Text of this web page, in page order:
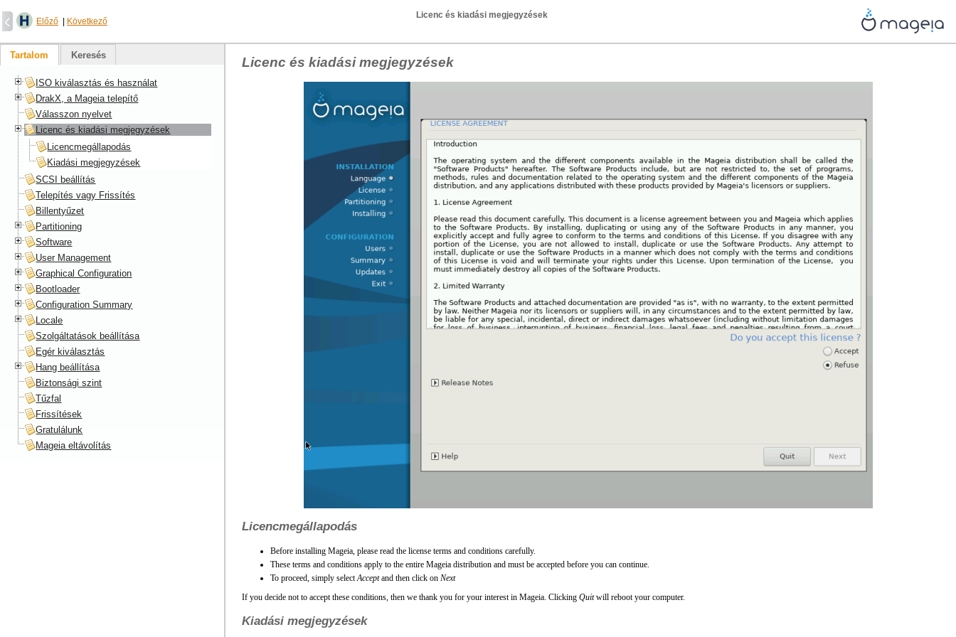
Előző Következő
Licenc és kiadási megjegyzések
Licenc és kiadási megjegyzések
Licencmegállapodás
Before installing Mageia, please read the license terms and conditions carefully.
These terms and conditions apply to the entire Mageia distribution and must be accepted before you can continue.
To proceed, simply select Acceptand then click on Next
If you decide not to accept these conditions, then we thank you for your interest in Mageia. Clicking Quitwill reboot your computer.
Kiadási megjegyzések
Tartalom Keresés
ISO kiválasztás és használat
DrakX, a Mageia telepítő
Válasszon nyelvet
Licenc és kiadási megjegyzések
Licencmegállapodás
Kiadási megjegyzések
SCSI beállítás
Telepítés vagy Frissítés
Billentyűzet
Partitioning
Software
User Management
Graphical Configuration
Bootloader
Configuration Summary
Locale
Szolgáltatások beállítása
Egér kiválasztás
Hang beállítása
Biztonsági szint
Tűzfal
Frissítések
Gratulálunk
Mageia eltávolítás